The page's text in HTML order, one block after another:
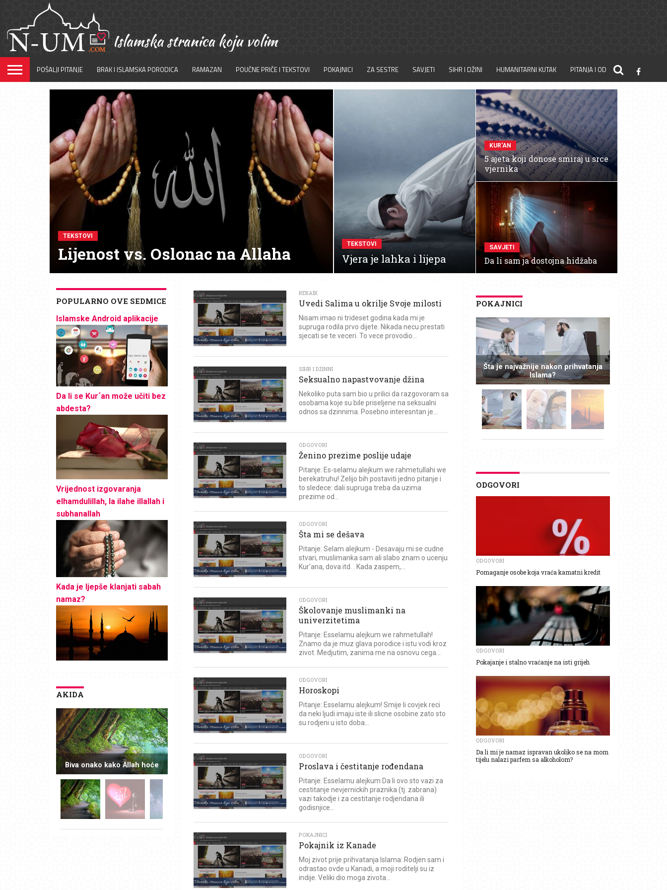
POŠALJI PITANJE BRAK I ISLAMSKA PORODICA RAMAZAN POUČNE PRIČE I TEKSTOVI POKAJNICI ZA SESTRE SAVJETI SIHR I DŽINI HUMANITARNI KUTAK PITANJA I ODGOVORI
TEKSTOVI
Lijenost vs. Oslonac na Allaha TEKSTOVI
Vjera je lahka i lijepa
KUR'AN
5 ajeta koji donose smiraj u srce
vjernika
SAVJETI
Da li sam ja dostojna hidžaba
REKAIK
Uvedi Salima u okrilje Svoje milosti
Nisam imao ni trideset godina kada mi je
supruga rodila prvo dijete. Nikada necu prestati
sjecati se te veceri. To vece provodio...
SIHR I DŽINNI
Seksualno napastvovanje džina
Nekoliko puta sam bio u prilici da razgovoram sa
osobama koje su bile priseljene na seksualni
odnos sa dzinnima. Posebno interesntan je...
ODGOVORI
Ženino prezime poslije udaje
Pitanje: Es-selamu alejkum we rahmetullahi we
berekatruhu! Zelijo bih postaviti jedno pitanje i
to sledece: dali supruga treba da uzima
prezime od...
ODGOVORI
Šta mi se dešava
Pitanje: Selam alejkum - Desavaju mi se cudne
stvari, muslimanka sam ali slabo znam o ucenju
Kur'ana, dova itd. . Kada zaspem,...
ODGOVORI
Školovanje muslimanki na
univerzitetima
Pitanje: Esselamu alejkum we rahmetullah!
Znamo da je muz glava porodice i istu vodi kroz
zivot. Medjutim, zanima me na osnovu cega...
ODGOVORI
Horoskopi
Pitanje: Esselamu alejkum! Smije li covjek reci
da neki ljudi imaju iste ili slicne osobine zato sto
su rodjeni u isto doba...
ODGOVORI
Proslava i čestitanje rođendana
Pitanje: Esselamu alejkum Da li ovo sto vazi za
cestitanje nevjernickih praznika (tj. zabrana)
vazi takodje i za cestitanje rodjendana ili
godisnjice...
POKAJNICI
Pokajnik iz Kanade
Moj zivot prije prihvatanja Islama: Rodjen sam i
odrastao ovde u Kanadi, a moji roditelji su iz
indije. Veliki dio moga zivota...
POPULARNO OVE SEDMICE
Islamske Android aplikacije
Da li se Kur´an može učiti bez
abdesta?
Vrijednost izgovaranja
elhamdulillah, la ilahe illallah i
subhanallah
Kada je ljepše klanjati sabah
namaz?
AKIDA
Biva onako kako Allah hoće
POKAJNICI
Šta je najvažnije nakon prihvatanja
Islama?
ODGOVORI
ODGOVORI
Pomaganje osobe koja vraća kamatni kredit
ODGOVORI
Pokajanje i stalno vraćanje na isti grijeh
ODGOVORI
Da li mi je namaz ispravan ukoliko se na mom
tijelu nalazi parfem sa alkoholom?